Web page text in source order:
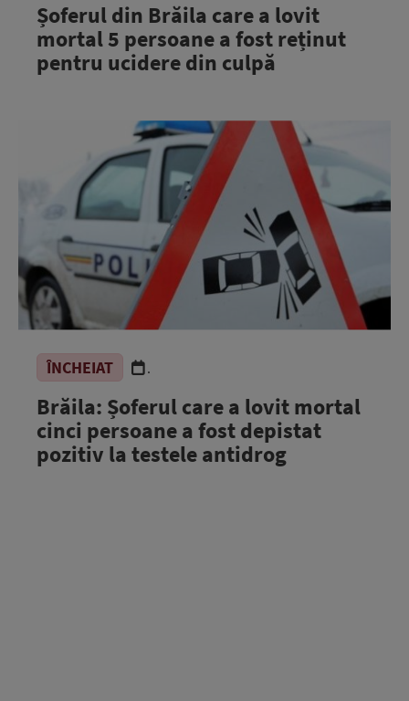
Șoferul din Brăila care a lovit
mortal 5 persoane a fost reținut
pentru ucidere din culpă
ÎNCHEIAT .
Brăila: Șoferul care a lovit mortal
cinci persoane a fost depistat
pozitiv la testele antidrog